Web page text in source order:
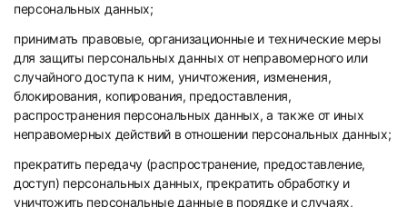
персональных данных;
принимать правовые, организационные и технические меры
для защиты персональных данных от неправомерного или
случайного доступа к ним, уничтожения, изменения,
блокирования, копирования, предоставления,
распространения персональных данных, а также от иных
неправомерных действий в отношении персональных данных;
прекратить передачу (распространение, предоставление,
доступ) персональных данных, прекратить обработку и
уничтожить персональные данные в порядке и случаях,